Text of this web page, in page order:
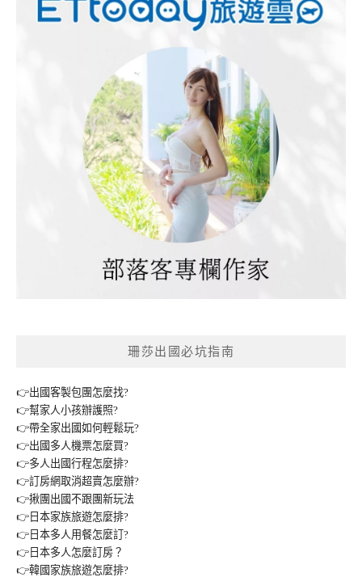
珊莎出國必坑指南
👉出國客製包團怎麼找?
👉幫家人小孩辦護照?
👉帶全家出國如何輕鬆玩?
👉出國多人機票怎麼買?
👉多人出國行程怎麼排?
👉訂房網取消超賣怎麼辦?
👉揪團出國不跟團新玩法
👉日本家族旅遊怎麼排?
👉日本多人用餐怎麼訂?
👉日本多人怎麼訂房？
👉韓國家族旅遊怎麼排?